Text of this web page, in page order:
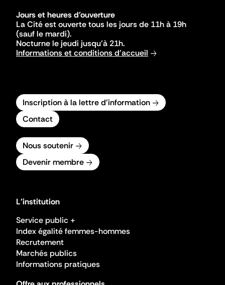
Jours et heures d'ouverture
La Cité est ouverte tous les jours de 11h à 19h
(sauf le mardi).
Nocturne le jeudi jusqu'à 21h.
Informations et conditions d'accueil
Inscription à la lettre d'information
Contact
Nous soutenir
Devenir membre
L'institution
Service public +
Index égalité femmes-hommes
Recrutement
Marchés publics
Informations pratiques